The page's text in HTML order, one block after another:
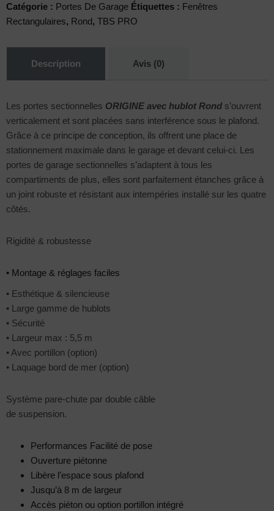
Catégorie : Portes De Garage Étiquettes : Fenêtres
Rectangulaires, Rond, TBS PRO
Description Avis (0)
Les portes sectionnelles ORIGINE avec hublot Rond s’ouvrent
verticalement et sont placées sans interférence sous le plafond.
Grâce à ce principe de conception, ils offrent une place de
stationnement maximale dans le garage et devant celui-ci. Les
portes de garage sectionnelles s’adaptent à tous les
compartiments de plus, elles sont parfaitement étanches grâce à
un joint robuste et résistant aux intempéries installé sur les quatre
côtés.
Rigidité & robustesse
• Montage & réglages faciles
• Esthétique & silencieuse
• Large gamme de hublots
• Sécurité
• Largeur max : 5,5 m
• Avec portillon (option)
• Laquage bord de mer (option)
Système pare-chute par double câble
de suspension.
Performances Facilité de pose
Ouverture piétonne
Libère l’espace sous plafond
Jusqu’à 8 m de largeur
Accès piéton ou option portillon intégré